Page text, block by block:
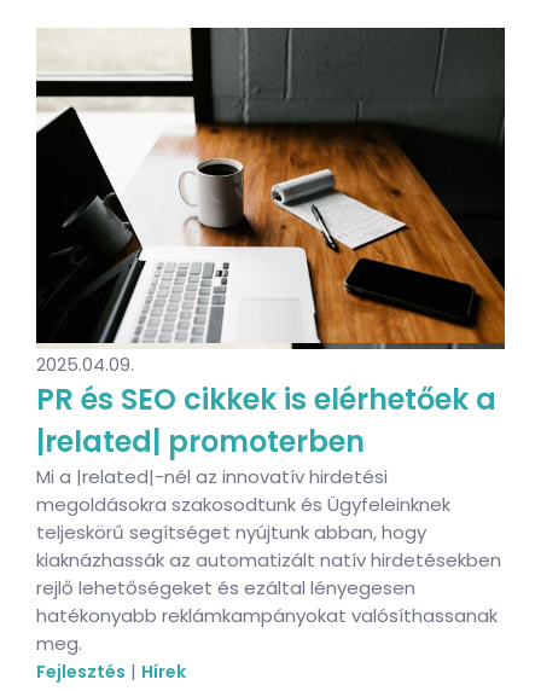
2025.04.09.
PR és SEO cikkek is elérhetőek a
|related| promoterben
Mi a |related|-nél az innovatív hirdetési
megoldásokra szakosodtunk és Ügyfeleinknek
teljeskörű segítséget nyújtunk abban, hogy
kiaknázhassák az automatizált natív hirdetésekben
rejlő lehetőségeket és ezáltal lényegesen
hatékonyabb reklámkampányokat valósíthassanak
meg.
Fejlesztés | Hírek